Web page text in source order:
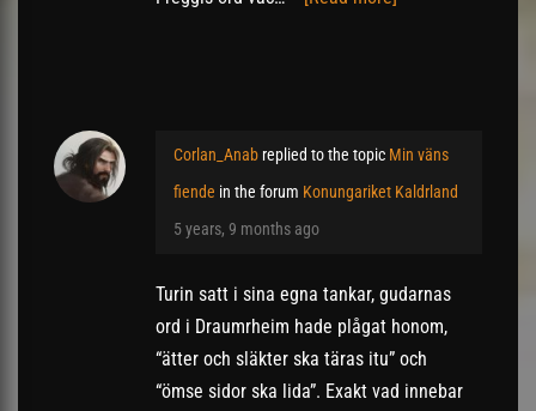
Corlan_Anab replied to the topic Min väns
fiende in the forum Konungariket Kaldrland
5 years, 9 months ago
Turin satt i sina egna tankar, gudarnas
ord i Draumrheim hade plågat honom,
“ätter och släkter ska täras itu” och
“ömse sidor ska lida”. Exakt vad innebar